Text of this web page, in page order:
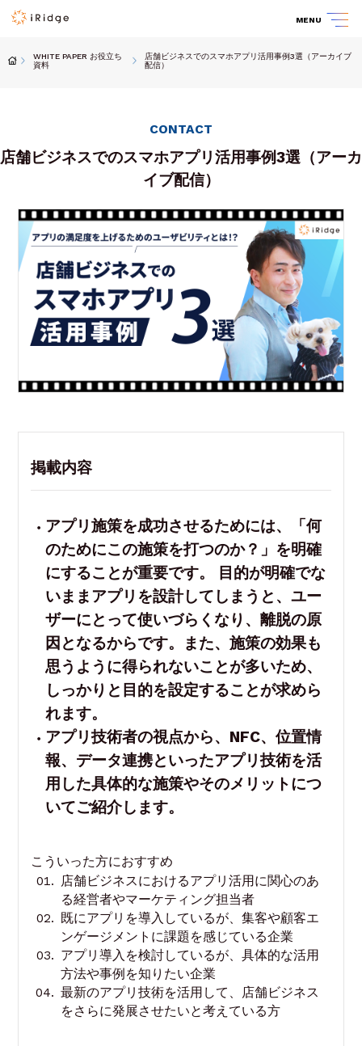
MENU
WHITE PAPER お役立ち
資料
店舗ビジネスでのスマホアプリ活用事例3選（アーカイブ
配信）
CONTACT
店舗ビジネスでのスマホアプリ活用事例3選（アーカ
イブ配信）
掲載内容
アプリ施策を成功させるためには、「何
のためにこの施策を打つのか？」を明確
にすることが重要です。 目的が明確でな
いままアプリを設計してしまうと、ユー
ザーにとって使いづらくなり、離脱の原
因となるからです。また、施策の効果も
思うように得られないことが多いため、
しっかりと目的を設定することが求めら
れます。
アプリ技術者の視点から、NFC、位置情
報、データ連携といったアプリ技術を活
用した具体的な施策やそのメリットにつ
いてご紹介します。
こういった方におすすめ
店舗ビジネスにおけるアプリ活用に関心のあ
る経営者やマーケティング担当者
既にアプリを導入しているが、集客や顧客エ
ンゲージメントに課題を感じている企業
アプリ導入を検討しているが、具体的な活用
方法や事例を知りたい企業
最新のアプリ技術を活用して、店舗ビジネス
をさらに発展させたいと考えている方